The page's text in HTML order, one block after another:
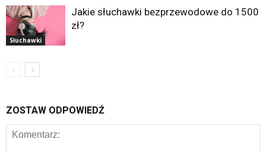
Słuchawki
Jakie słuchawki bezprzewodowe do 1500
zł?
ZOSTAW ODPOWIEDŹ